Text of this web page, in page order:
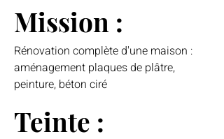
Mission :
Rénovation complète d'une maison :
aménagement plaques de plâtre,
peinture, béton ciré
Teinte :